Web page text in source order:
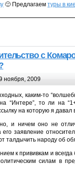
🙂 Предлагаемтуры в
с
ноября, 2009
каким-то
“Интере”, то ли на
на которую я давал
и ничем оно не
заявление
талдычить народу об
к прививкам и
силам в